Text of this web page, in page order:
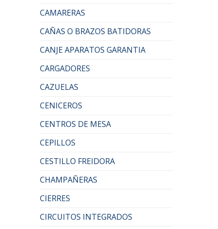
CAMARERAS
CAÑAS O BRAZOS BATIDORAS
CANJE APARATOS GARANTIA
CARGADORES
CAZUELAS
CENICEROS
CENTROS DE MESA
CEPILLOS
CESTILLO FREIDORA
CHAMPAÑERAS
CIERRES
CIRCUITOS INTEGRADOS